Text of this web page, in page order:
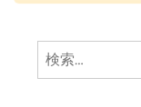
検
索: